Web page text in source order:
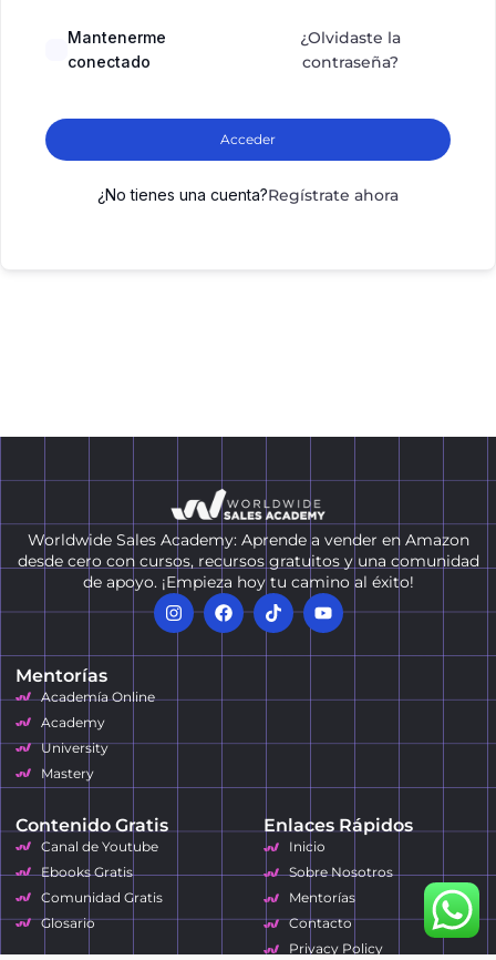
Mantenerme
conectado
¿Olvidaste la
contraseña?
Acceder
¿No tienes una cuenta?Regístrate ahora
Worldwide Sales Academy: Aprende a vender en Amazon
desde cero con cursos, recursos gratuitos y una comunidad
de apoyo. ¡Empieza hoy tu camino al éxito!
Mentorías
Academía Online
Academy
University
Mastery
Contenido Gratis
Canal de Youtube
Ebooks Gratis
Comunidad Gratis
Glosario
Enlaces Rápidos
Inicio
Sobre Nosotros
Mentorías
Contacto
Privacy Policy